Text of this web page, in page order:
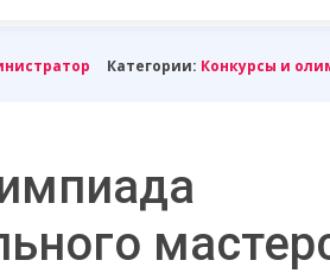
Категории: Конкурсы и